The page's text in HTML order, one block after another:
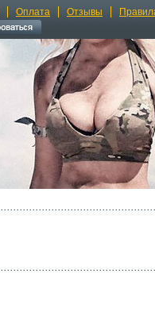
Оплата Отзывы